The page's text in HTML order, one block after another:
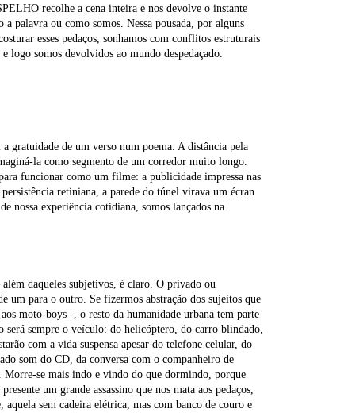
recolhe a cena inteira e nos devolve o instante
palavra ou como somos. Nessa pousada, por alguns
esses pedaços, sonhamos com conflitos estruturais
logo somos devolvidos ao mundo despedaçado.
gratuidade de um verso num poema. A distância pela
la como segmento de um corredor muito longo.
funcionar como um filme: a publicidade impressa nas
retiniana, a parede do túnel virava um écran
nossa experiência cotidiana, somos lançados na
além daqueles subjetivos, é claro. O privado ou
um para o outro. Se fizermos abstração dos sujeitos que
moto-boys -, o resto da humanidade urbana tem parte
será sempre o veículo: do helicóptero, do carro blindado,
com a vida suspensa apesar do telefone celular, do
som do CD, da conversa com o companheiro de
se mais indo e vindo do que dormindo, porque
um grande assassino que nos mata aos pedaços,
sem cadeira elétrica, mas com banco de couro e